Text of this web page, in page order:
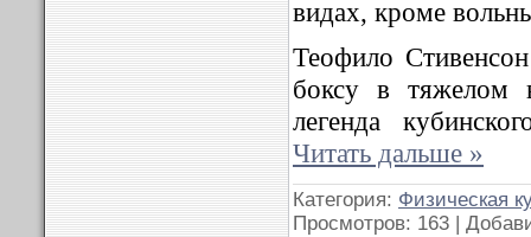
видах, кроме
Теофило
боксу в тяжелом
легенда
Читать дальше »
Категория: Физическая
Просмотров: 163 |